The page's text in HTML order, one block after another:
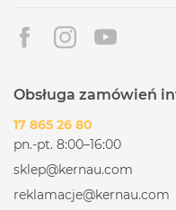
Obsługa zamówień
17 865 26 80
pn.-pt. 8:00–16:00
sklep@kernau.com
reklamacje@kernau.com